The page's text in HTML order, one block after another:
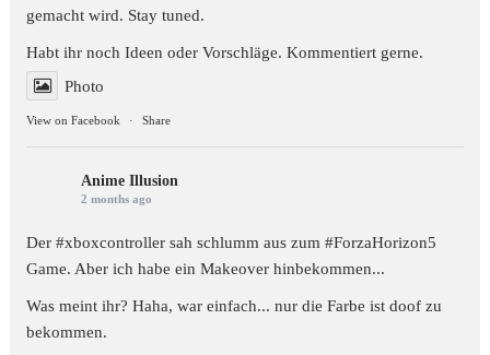
gemacht wird. Stay tuned.
Habt ihr noch Ideen oder Vorschläge. Kommentiert gerne.
Photo
View on Facebook · Share
Anime Illusion
2 months ago
Der #xboxcontroller sah schlumm aus zum#ForzaHorizon5
Game. Aber ich habe ein Makeover hinbekommen...
Was meint ihr? Haha, war einfach... nur die Farbe ist doof zu
bekommen.